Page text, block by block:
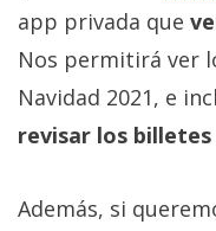
app privada que
Nos permitirá ver
Navidad 2021, e
revisar los billetes
Además, si